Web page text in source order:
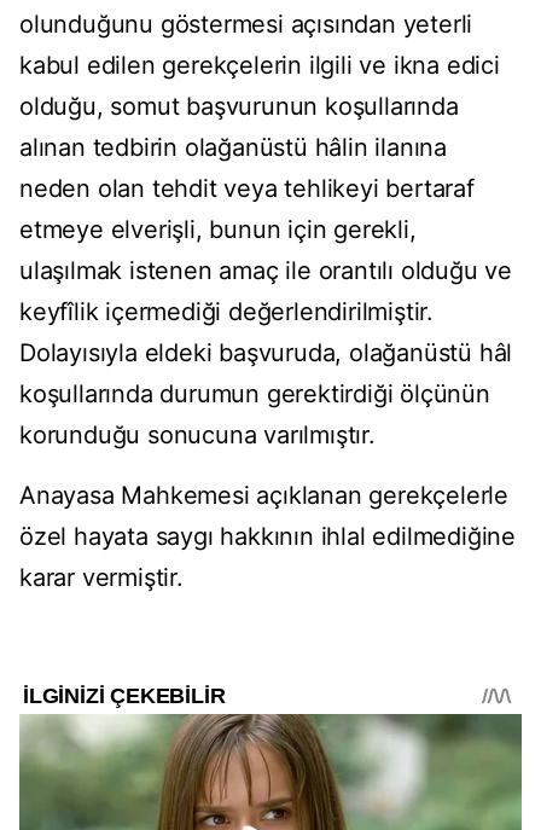
olunduğunu göstermesi açısından yeterli
kabul edilen gerekçelerin ilgili ve ikna edici
olduğu, somut başvurunun koşullarında
alınan tedbirin olağanüstü hâlin ilanına
neden olan tehdit veya tehlikeyi bertaraf
etmeye elverişli, bunun için gerekli,
ulaşılmak istenen amaç ile orantılı olduğu ve
keyfîlik içermediği değerlendirilmiştir.
Dolayısıyla eldeki başvuruda, olağanüstü hâl
koşullarında durumun gerektirdiği ölçünün
korunduğu sonucuna varılmıştır.
Anayasa Mahkemesi açıklanan gerekçelerle
özel hayata saygı hakkının ihlal edilmediğine
karar vermiştir.